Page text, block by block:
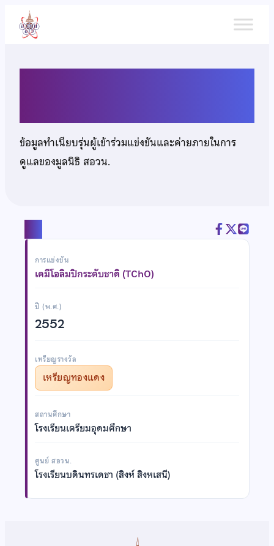
เนื้อหา
ข้อมูลทำเนียบรุ่นผู้เข้าร่วมแข่งขันและค่ายภายในการ
ดูแลของมูลนิธิ สอวน.
การแข่งขัน
เคมีโอลิมปิกระดับชาติ (TChO)
ปี (พ.ศ.)
2552
เหรียญรางวัล
เหรียญทองแดง
สถานศึกษา
โรงเรียนเตรียมอุดมศึกษา
ศูนย์ สอวน.
โรงเรียนบดินทรเดชา (สิงห์ สิงหเสนี)